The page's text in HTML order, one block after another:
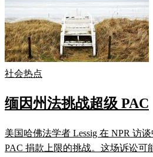
社会热点
缅因州法挑战超级 PAC
美国哈佛法学者 Lessig 在 NPR 访
PAC 捐款上限的挑战。这场诉讼可